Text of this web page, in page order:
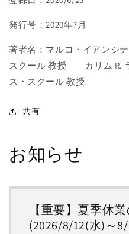
発行号：2020年7月
著者名：マルコ・イアンシ
スクール 教授 カリム R.
ス・スクール 教授
共有
お知らせ
【重要】夏季休
(2026/8/12(水)～